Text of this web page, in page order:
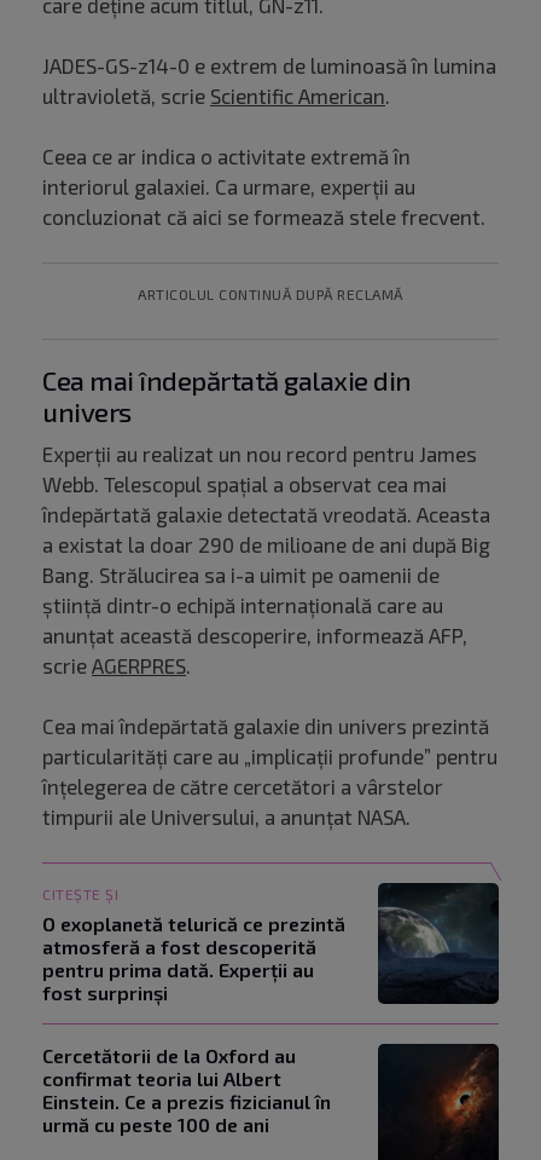
care deține acum titlul, GN-z11.
JADES-GS-z14-0 e extrem de luminoasă în lumina
ultravioletă, scrie Scientific American.
Ceea ce ar indica o activitate extremă în
interiorul galaxiei. Ca urmare, experții au
concluzionat că aici se formează stele frecvent.
ARTICOLUL CONTINUĂ DUPĂ RECLAMĂ
Cea mai îndepărtată galaxie din
univers
Experții au realizat un nou record pentru James
Webb. Telescopul spaţial a observat cea mai
îndepărtată galaxie detectată vreodată. Aceasta
a existat la doar 290 de milioane de ani după Big
Bang. Strălucirea sa i-a uimit pe oamenii de
ştiinţă dintr-o echipă internaţională care au
anunţat această descoperire, informează AFP,
scrie AGERPRES.
Cea mai îndepărtată galaxie din univers prezintă
particularităţi care au „implicaţii profunde” pentru
înţelegerea de către cercetători a vârstelor
timpurii ale Universului, a anunţat NASA.
CITEȘTE ȘI
O exoplanetă telurică ce prezintă
atmosferă a fost descoperită
pentru prima dată. Experții au
fost surprinși
Cercetătorii de la Oxford au
confirmat teoria lui Albert
Einstein. Ce a prezis fizicianul în
urmă cu peste 100 de ani